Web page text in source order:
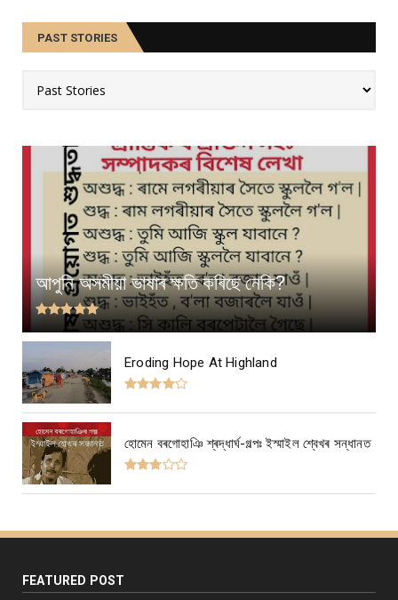
PAST STORIES
আপুনি অসমীয়া ভাষাৰ ক্ষতি কৰিছে নেকি?
Eroding Hope At Highland
হোমেন বৰগোহাঞি শ্ৰদ্ধাৰ্ঘ-গল্পঃ ইস্মাইল শ্বেখৰ সন্ধানত
FEATURED POST